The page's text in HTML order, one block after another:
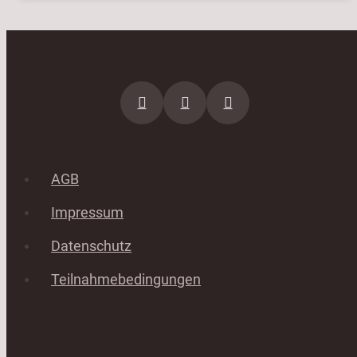
AGB
Impressum
Datenschutz
Teilnahmebedingungen